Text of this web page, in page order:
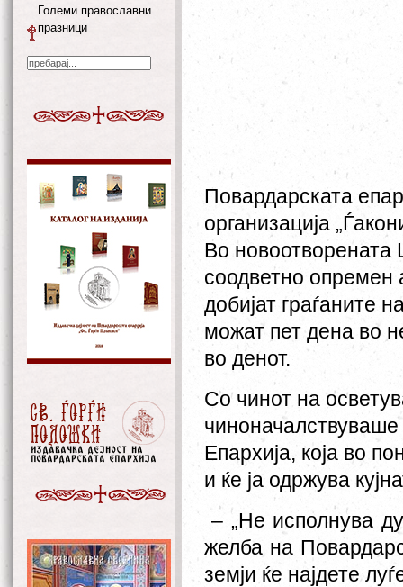
Повардарската
организација
Во новоотворената
соодветно опремен
добијат граѓаните
можат пет дена во
во денот.
Со чинот на
чиноначалствуваше
Епархија, која во
и ќе ја одржува
– „Не исполнува
желба на
земји ќе најдете
Големи православни
празници